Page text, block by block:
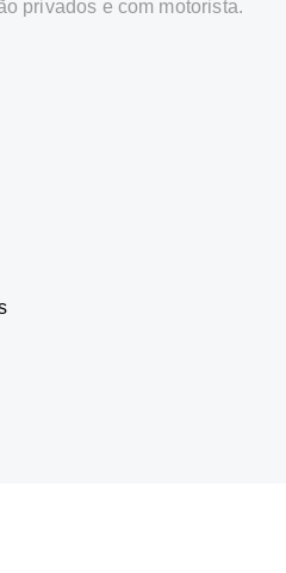
privados e com motorista.
SUV - 3